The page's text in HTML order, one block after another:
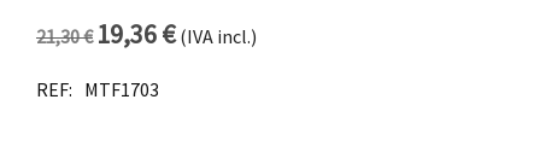
21,30€ El precio original era: 21,30 €.
19,36€
El precio actual es: 19,36 €.
(IVA incl.)
REF: MTF1703